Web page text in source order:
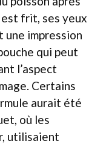
est frit, ses yeux
impression
qui peut
l’aspect
Certains
aurait été
où les
utilisaient